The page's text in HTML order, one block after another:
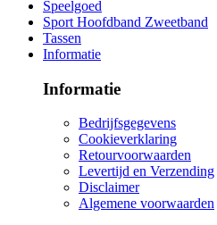
Speelgoed
Sport Hoofdband Zweetband
Tassen
Informatie
Informatie
Bedrijfsgegevens
Cookieverklaring
Retourvoorwaarden
Levertijd en Verzending
Disclaimer
Algemene voorwaarden